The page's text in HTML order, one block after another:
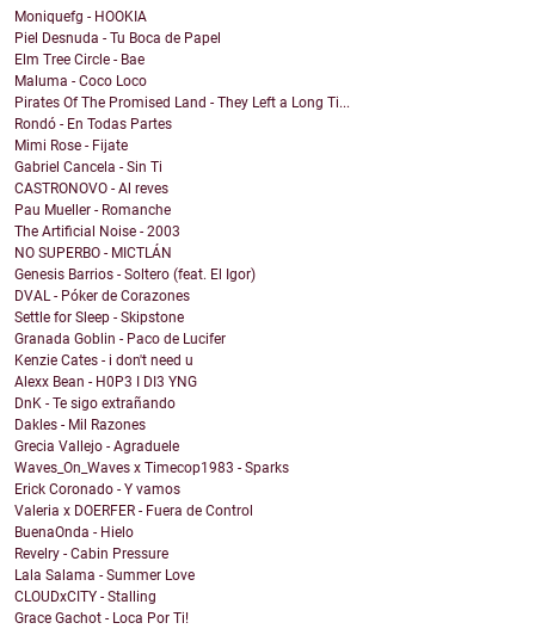
Moniquefg - HOOKIA
Piel Desnuda - Tu Boca de Papel
Elm Tree Circle - Bae
Maluma - Coco Loco
Pirates Of The Promised Land - They Left a Long Ti...
Rondó - En Todas Partes
Mimi Rose - Fijate
Gabriel Cancela - Sin Ti
CASTRONOVO - Al reves
Pau Mueller - Romanche
The Artificial Noise - 2003
NO SUPERBO - MICTLÁN
Genesis Barrios - Soltero (feat. El Igor)
DVAL - Póker de Corazones
Settle for Sleep - Skipstone
Granada Goblin - Paco de Lucifer
Kenzie Cates - i don't need u
Alexx Bean - H0P3 I DI3 YNG
DnK - Te sigo extrañando
Dakles - Mil Razones
Grecia Vallejo - Agraduele
Waves_On_Waves x Timecop1983 - Sparks
Erick Coronado - Y vamos
Valeria x DOERFER - Fuera de Control
BuenaOnda - Hielo
Revelry - Cabin Pressure
Lala Salama - Summer Love
CLOUDxCITY - Stalling
Grace Gachot - Loca Por Ti!